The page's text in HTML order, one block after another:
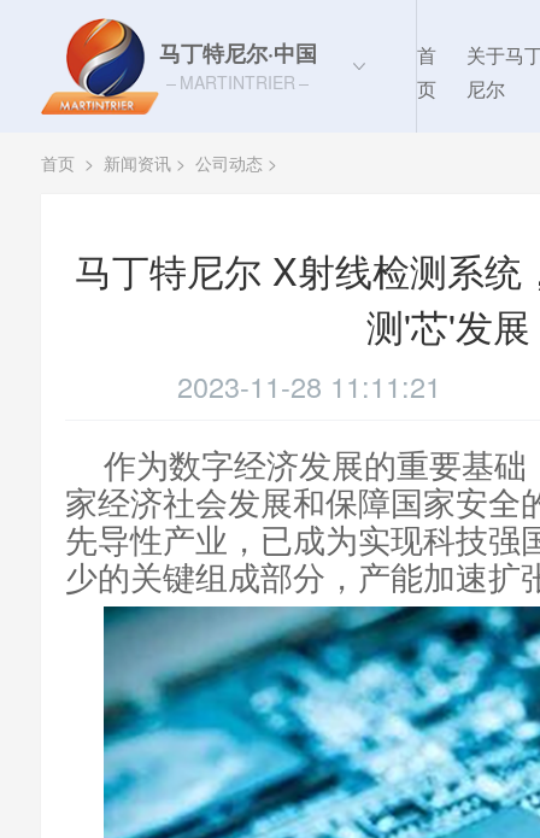
马丁特尼尔·中国
MARTINTRIER
首
页
关于马
尼尔
首页 > 新闻资讯 >公司动态 >
马丁特尼尔 X射线检测系统
测'芯'发展
2023-11-28 11:11:21
作为数字经济发展的重要基
家经济社会发展和保障国家安全
先导性产业，已成为实现科技强
少的关键组成部分，产能加速扩